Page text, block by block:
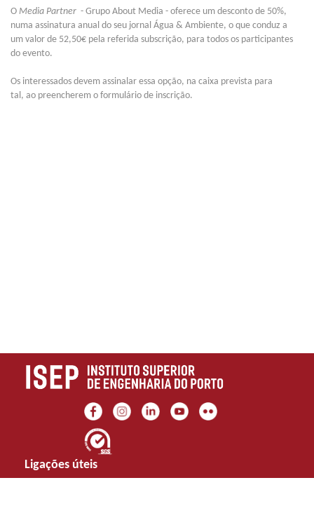
O Media Partner - Grupo About Media - oferece um desconto de 50%,
numa assinatura anual do seu jornal Água & Ambiente, o que conduz a
um valor de 52,50€ pela referida subscrição, para todos os participantes
do evento.
Os interessados devem assinalar essa opção, na caixa prevista para
tal, ao preencherem o formulário de inscrição.
Ligações úteis